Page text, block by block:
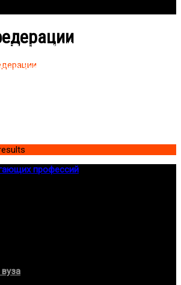
поиска свои ФИО» – «Зайти в кейс» –
защиты участников (ФЗ № 152 «О